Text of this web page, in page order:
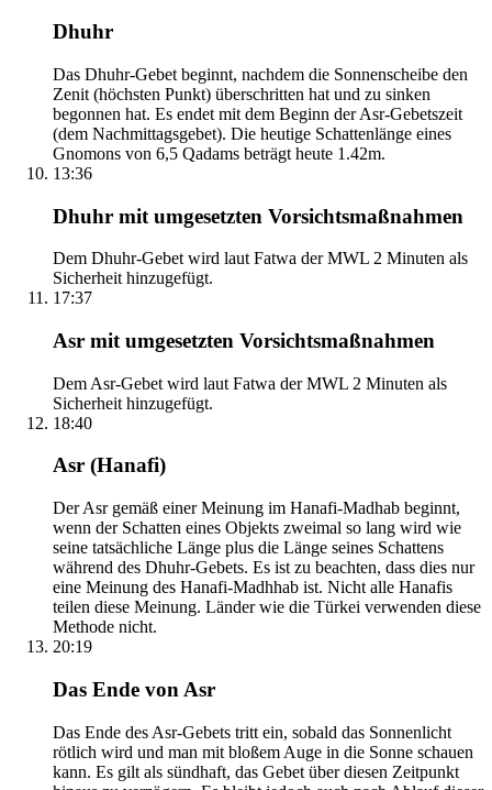
Dhuhr
Das Dhuhr-Gebet beginnt, nachdem die Sonnenscheibe den
Zenit (höchsten Punkt) überschritten hat und zu sinken
begonnen hat. Es endet mit dem Beginn der Asr-Gebetszeit
(dem Nachmittagsgebet). Die heutige Schattenlänge eines
Gnomons von 6,5 Qadams beträgt heute 1.42m.
13:36
Dhuhr mit umgesetzten Vorsichtsmaßnahmen
Dem Dhuhr-Gebet wird laut Fatwa der MWL 2 Minuten als
Sicherheit hinzugefügt.
17:37
Asr mit umgesetzten Vorsichtsmaßnahmen
Dem Asr-Gebet wird laut Fatwa der MWL 2 Minuten als
Sicherheit hinzugefügt.
18:40
Asr (Hanafi)
Der Asr gemäß einer Meinung im Hanafi-Madhab beginnt,
wenn der Schatten eines Objekts zweimal so lang wird wie
seine tatsächliche Länge plus die Länge seines Schattens
während des Dhuhr-Gebets. Es ist zu beachten, dass dies nur
eine Meinung des Hanafi-Madhhab ist. Nicht alle Hanafis
teilen diese Meinung. Länder wie die Türkei verwenden diese
Methode nicht.
20:19
Das Ende von Asr
Das Ende des Asr-Gebets tritt ein, sobald das Sonnenlicht
rötlich wird und man mit bloßem Auge in die Sonne schauen
kann. Es gilt als sündhaft, das Gebet über diesen Zeitpunkt